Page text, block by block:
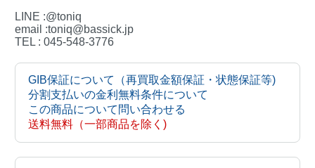
LINE :@toniq
email :toniq@bassick.jp
TEL : 045-548-3776
GIB保証について（再買取金額保証・状態保証等)
分割支払いの金利無料条件について
この商品について問い合わせる
送料無料（一部商品を除く)